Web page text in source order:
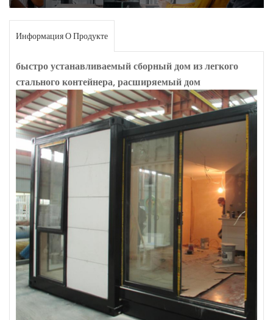
Информация О Продукте
быстро устанавливаемый сборный дом из легкого
стального контейнера, расширяемый дом